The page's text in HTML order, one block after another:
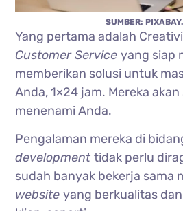
SUMBER:
Yang pertama adalah
Customer Serviceyang siap
memberikan solusi untuk
Anda, 1×24 jam. Mereka akan
menenami Anda.
Pengalaman mereka di
developmenttidak perlu
sudah banyak bekerja sama
websiteyang berkualitas